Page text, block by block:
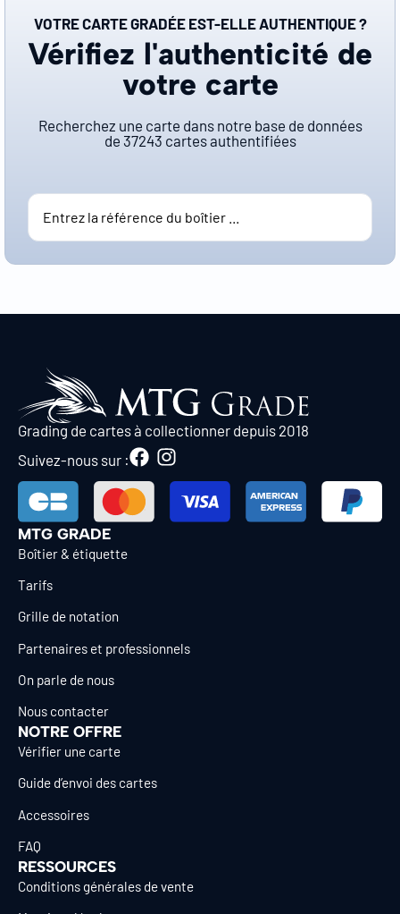
VOTRE CARTE GRADÉE EST-ELLE AUTHENTIQUE ?
Vérifiez l'authenticité de
votre carte
Recherchez une carte dans notre base de données
de 37243 cartes authentifiées
Grading de cartes à collectionner depuis 2018
Suivez-nous sur :
MTG GRADE
Boîtier & étiquette
Tarifs
Grille de notation
Partenaires et professionnels
On parle de nous
Nous contacter
NOTRE OFFRE
Vérifier une carte
Guide d’envoi des cartes
Accessoires
FAQ
RESSOURCES
Conditions générales de vente